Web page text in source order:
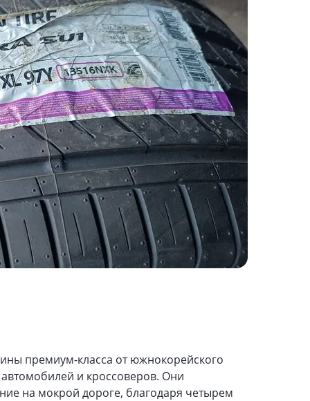
премиум-класса от южнокорейского
и кроссоверов. Они
на мокрой дороге, благодаря четырем